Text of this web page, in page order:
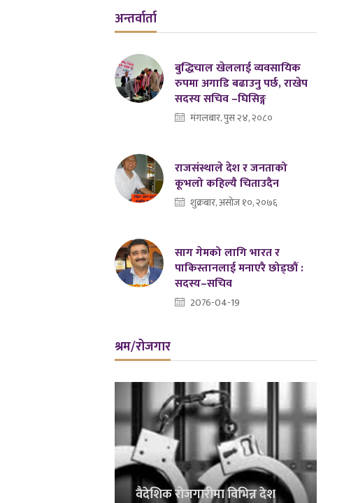
अन्तर्वार्ता
बुद्धिचाल खेललाई व्यवसायिक
रुपमा अगाडि बढाउनु पर्छ, राखेप
सदस्य सचिव –घिसिङ्ग
मंगलबार, पुस २४, २०८०
राजसंस्थाले देश र जनताको
कूभलो कहिल्यै चिताउदैन
शुक्रबार, असोज १०, २०७६
साग गेमको लागि भारत र
पाकिस्तानलाई मनाएरै छोड्छौं :
सदस्य–सचिव
2076-04-19
श्रम/रोजगार
वैदेशिक रोजगारीमा विभिन्न देश